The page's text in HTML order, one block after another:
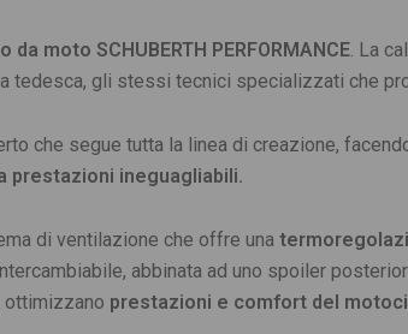
da moto SCHUBERTH PERFORMANCE. La
tedesca, gli stessi tecnici specializzati che
che segue tutta la linea di creazione,
prestazioni ineguagliabili.
di ventilazione che offre una
abbinata ad uno spoiler
ottimizzano prestazioni e comfort del